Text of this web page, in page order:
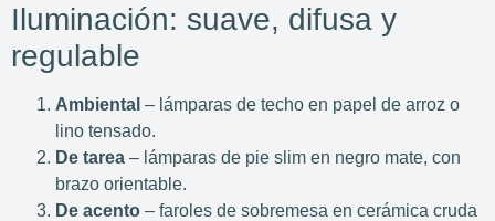
Iluminación: suave, difusa y
regulable
Ambiental – lámparas de techo en papel de arroz o
lino tensado.
De tarea – lámparas de pie slim en negro mate, con
brazo orientable.
De acento – faroles de sobremesa en cerámica cruda